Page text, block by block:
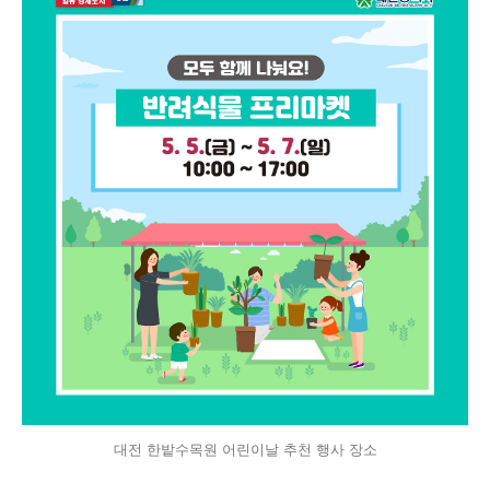
대전 한밭수목원 어린이날 추천 행사 장소